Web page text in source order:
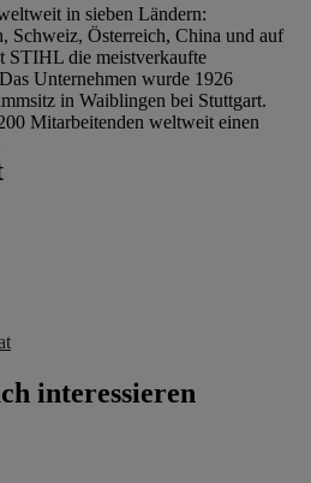
in sieben Ländern:
Schweiz, Österreich, China und auf
STIHL die meistverkaufte
Unternehmen wurde 1926
in Waiblingen bei Stuttgart.
Mitarbeitenden weltweit einen
interessieren